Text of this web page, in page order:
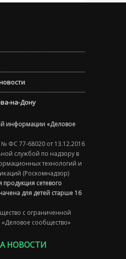
на-Дону
информации «Деловое
№ ФС 77-68020 от 13.12.2016
службой по надзору в
технологий и
(Роскомнадзор)
сетевого
для детей старше 16
с ограниченной
«Деловое сообщество»
НОВОСТИ